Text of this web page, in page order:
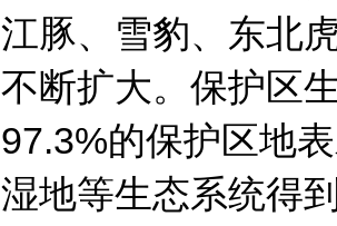
江豚、雪豹、东北
不断扩大。保护区
97.3%的保护区地
湿地等生态系统得